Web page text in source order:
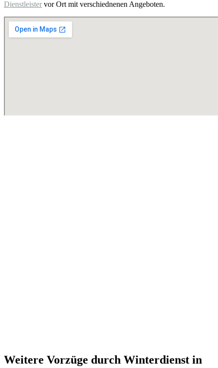
Dienstleister vor Ort mit verschiednenen Angeboten.
Weitere Vorzüge durch Winterdienst in